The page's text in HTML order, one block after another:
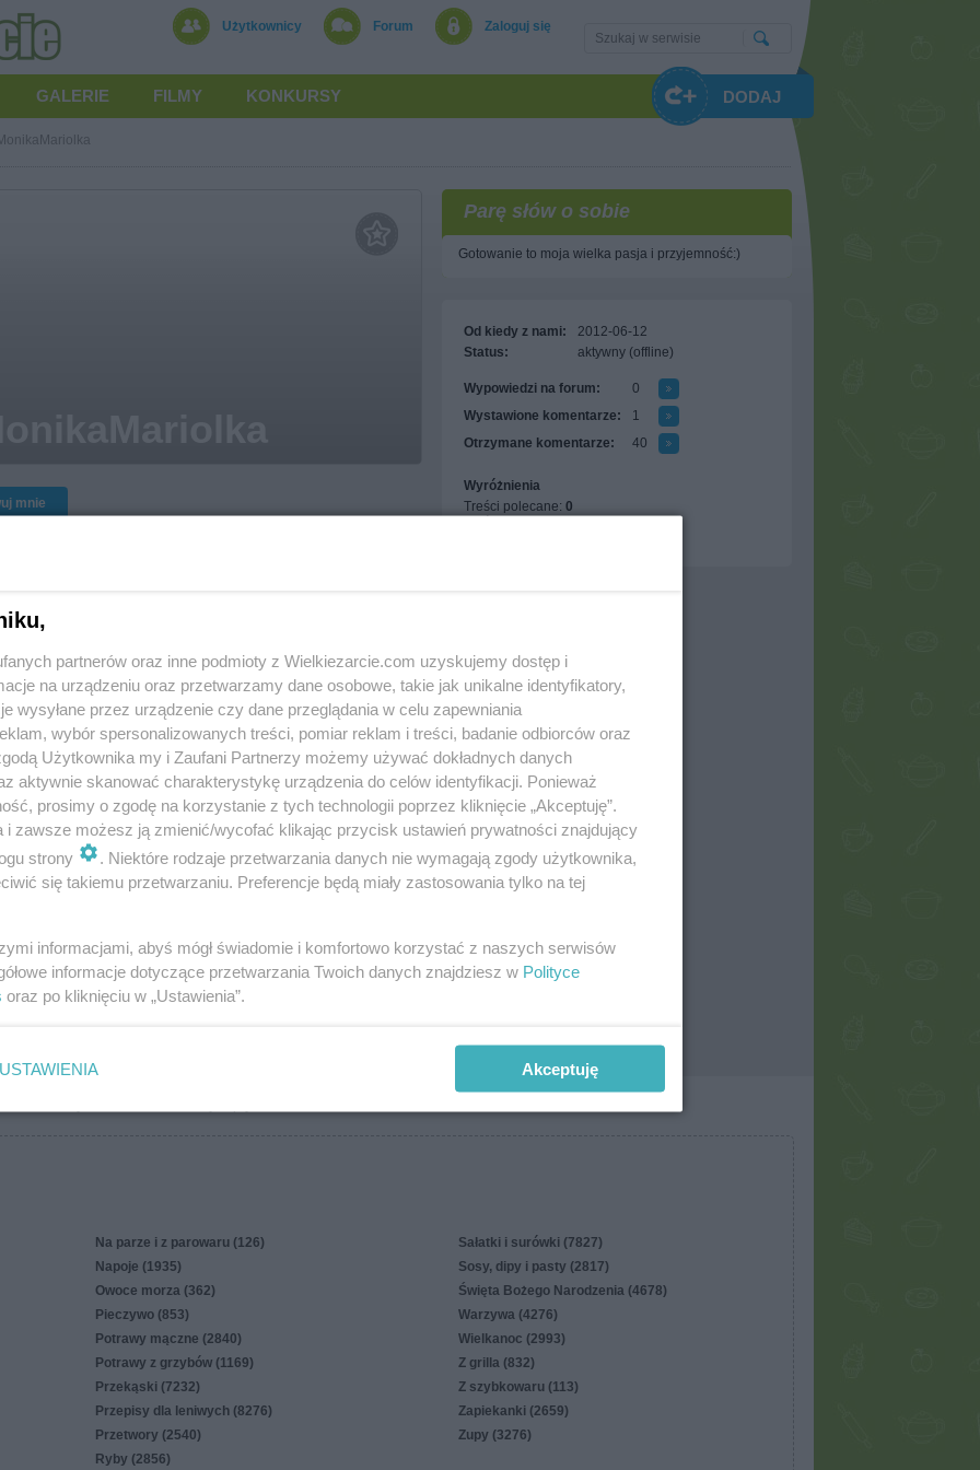
Użytkownicy Forum Zaloguj się
GALERIE FILMY KONKURSY DODAJ
MonikaMariolka
mnie
jabłka z
serduszkami
4.4k 5 0
Pasta z tuńczyka z
jakiem i serem żółtym
6.4k 21 0
MonikaMariolka
i owoców goji
4.6k 6 0
Frittata z piersią
szczypiorkiem
9.9k 13 0
MonikaMariolka
Parę słów o sobie
Gotowanie to moja wielka pasja i przyjemność:)
Od kiedy z nami:
2012-06-12
Status:
aktywny (offline)
Wypowiedzi na forum:
0
Wystawione komentarze:
1
Otrzymane komentarze:
40
Wyróżnienia
Treści polecane: 0
Na parze i z parowaru (126)
Napoje (1935)
Owoce morza (362)
Pieczywo (853)
Potrawy mączne (2840)
Potrawy z grzybów (1169)
Przekąski (7232)
Przepisy dla leniwych (8276)
Przetwory (2540)
Ryby (2856)
Sałatki i surówki (7827)
Sosy, dipy i pasty (2817)
Święta Bożego Narodzenia (4678)
Warzywa (4276)
Wielkanoc (2993)
Z grilla (832)
Z szybkowaru (113)
Zapiekanki (2659)
Zupy (3276)
partnerów oraz inne podmioty z Wielkiezarcie.com uzyskujemy dostęp i
na urządzeniu oraz przetwarzamy dane osobowe, takie jak unikalne identyfikatory,
wysyłane przez urządzenie czy dane przeglądania w celu zapewniania
wybór spersonalizowanych treści, pomiar reklam i treści, badanie odbiorców oraz
Użytkownika my i Zaufani Partnerzy możemy używać dokładnych danych
aktywnie skanować charakterystykę urządzenia do celów identyfikacji. Ponieważ
prosimy o zgodę na korzystanie z tych technologii poprzez kliknięcie „Akceptuję”.
i zawsze możesz ją zmienić/wycofać klikając przycisk ustawień prywatności znajdujący
strony
. Niektóre rodzaje przetwarzania danych nie wymagają zgody użytkownika,
się takiemu przetwarzaniu. Preferencje będą miały zastosowania tylko na tej
informacjami, abyś mógł świadomie i komfortowo korzystać z naszych serwisów
informacje dotyczące przetwarzania Twoich danych znajdziesz w Polityce
oraz po kliknięciu w „Ustawienia”.
USTAWIENIA Akceptuję